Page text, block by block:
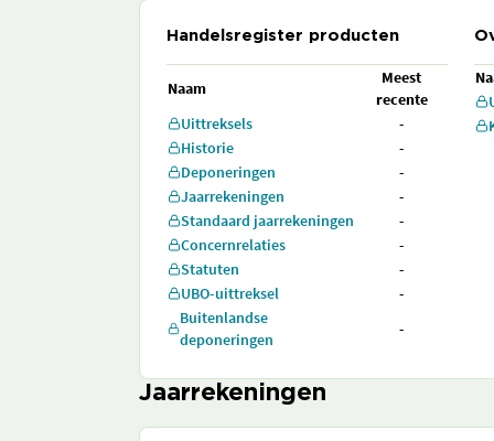
Handelsregister producten
Naam
Meest
recente
Uittreksels
-
Historie
-
Deponeringen
-
Jaarrekeningen
-
Standaard jaarrekeningen
-
Concernrelaties
-
Statuten
-
UBO-uittreksel
-
Buitenlandse
deponeringen
-
Jaarrekeningen